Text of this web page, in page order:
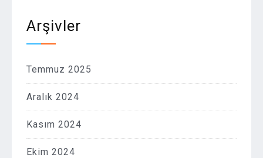
Arşivler
Temmuz 2025
Aralık 2024
Kasım 2024
Ekim 2024